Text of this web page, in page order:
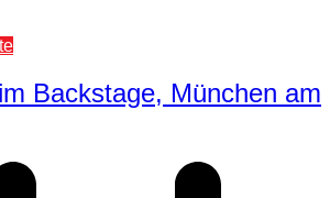
Backstage, München am